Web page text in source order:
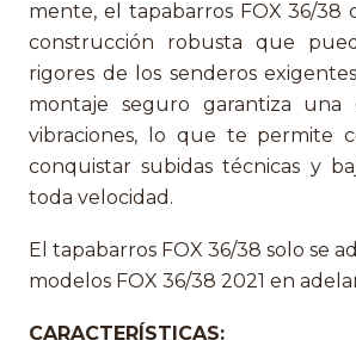
mente, el tapabarros FOX 36/38
construcción robusta que
rigores de los senderos
montaje seguro garantiza una
vibraciones, lo que te permite
conquistar subidas técnicas y
toda velocidad.
El tapabarros FOX 36/38 solo se
modelos FOX 36/38 2021 en
CARACTERÍSTICAS: